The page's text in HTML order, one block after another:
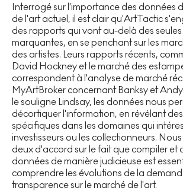
Interrogé sur l'importance des données
de l'art actuel, il est clair qu'ArtTactic
des rapports qui vont au-delà des
marquantes, en se penchant sur les
des artistes. Leurs rapports récents,
David Hockney et le marché des
correspondent à l'analyse de marché
MyArtBroker concernant Banksy et
le souligne Lindsay, les données nous
décortiquer l'information, en révélant
spécifiques dans les domaines qui
investisseurs ou les collectionneurs.
deux d'accord sur le fait que compiler et
données de manière judicieuse est
comprendre les évolutions de la
transparence sur le marché de l'art.